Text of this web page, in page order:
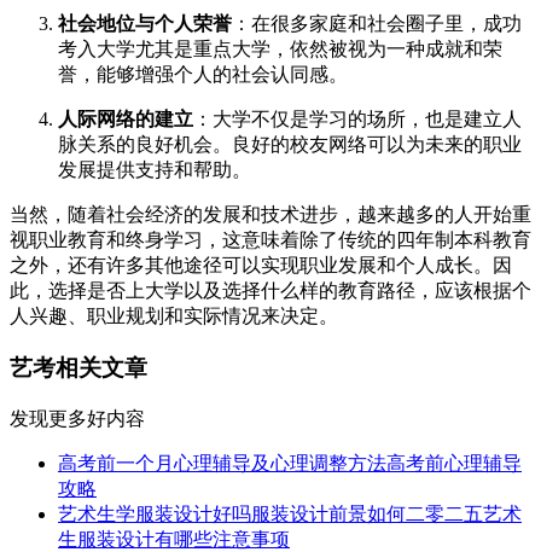
社会地位与个人荣誉 ：在很多家庭和社会圈子里，成功
考入大学尤其是重点大学，依然被视为一种成就和荣
誉，能够增强个人的社会认同感。
人际网络的建立 ：大学不仅是学习的场所，也是建立人
脉关系的良好机会。良好的校友网络可以为未来的职业
发展提供支持和帮助。
当然，随着社会经济的发展和技术进步，越来越多的人开始重
视职业教育和终身学习，这意味着除了传统的四年制本科教育
之外，还有许多其他途径可以实现职业发展和个人成长。因
此，选择是否上大学以及选择什么样的教育路径，应该根据个
人兴趣、职业规划和实际情况来决定。
艺考相关文章
发现更多好内容
高考前一个月心理辅导及心理调整方法高考前心理辅导
攻略
艺术生学服装设计好吗服装设计前景如何二零二五艺术
生服装设计有哪些注意事项